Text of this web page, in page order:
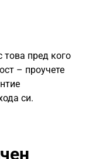
това пред кого
– проучете
си.